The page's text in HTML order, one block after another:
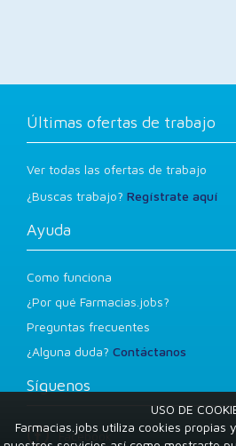
Últimas ofertas de trabajo
Ver todas las ofertas de trabajo
¿Buscas trabajo? Regístrate aquí
Ayuda
Como funciona
¿Por qué Farmacias.jobs?
Preguntas frecuentes
¿Alguna duda? Contáctanos
Síguenos
Facebook
USO DE
Farmacias.jobs utiliza cookies propias